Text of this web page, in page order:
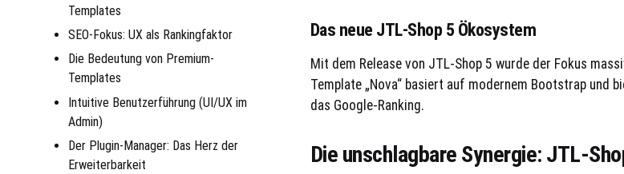
Templates
SEO-Fokus: UX als Rankingfaktor
Die Bedeutung von Premium-
Templates
Intuitive Benutzerführung (UI/UX im
Admin)
Der Plugin-Manager: Das Herz der
Erweiterbarkeit
Das neue JTL-Shop 5 Ökosystem
Mit dem Release von JTL-Shop 5 wurde der Fokus
Template „Nova“ basiert auf modernem Bootstrap und
das Google-Ranking.
Die unschlagbare Synergie: JTL-